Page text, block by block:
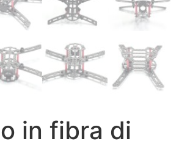
in fibra di